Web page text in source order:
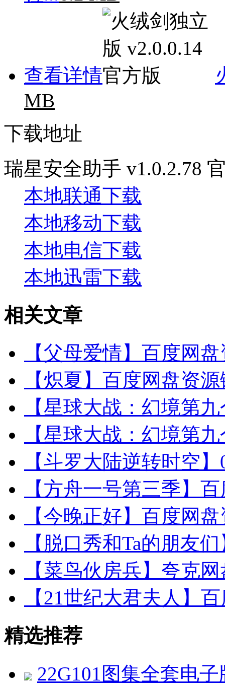
查看详情
MB
下载地址
瑞星安全助手 v1.0.2.78
本地联通下载
本地移动下载
本地电信下载
本地迅雷下载
相关文章
【父母爱情】百度网
【炽夏】百度网盘资
【星球大战：幻境第
【星球大战：幻境第
【斗罗大陆逆转时空
【方舟一号第三季】
【今晚正好】百度网
【脱口秀和Ta的朋友
【菜鸟伙房兵】夸克
【21世纪大君夫人】
精选推荐
22G101图集全套电